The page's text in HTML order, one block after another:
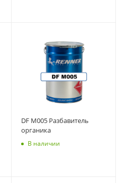
DF M005 Разбавитель
органика
В наличии